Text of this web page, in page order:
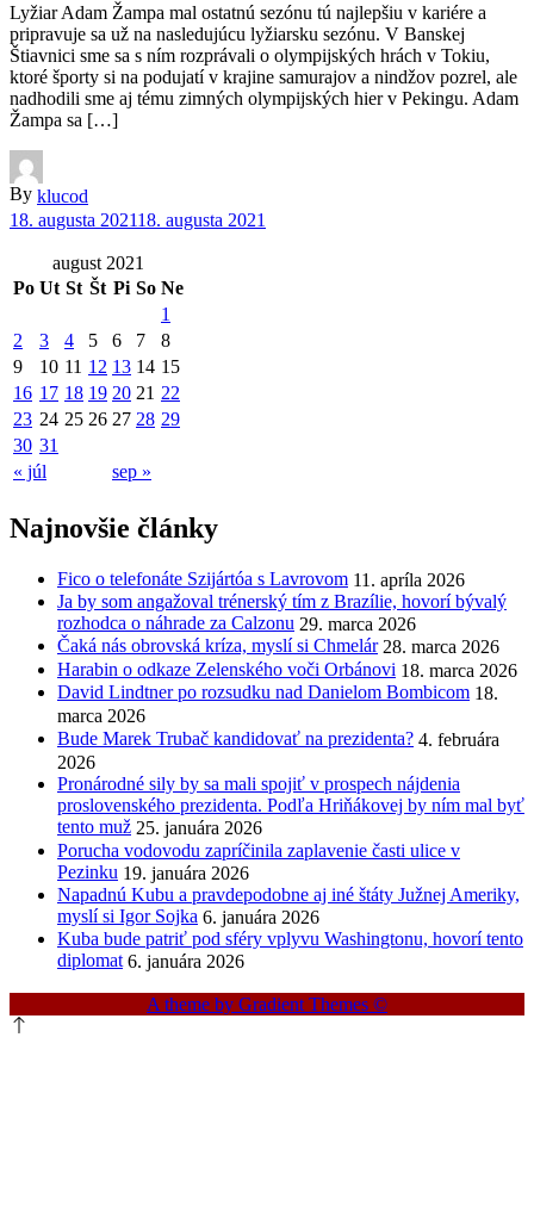
Lyžiar Adam Žampa mal ostatnú sezónu tú najlepšiu v kariére a
pripravuje sa už na nasledujúcu lyžiarsku sezónu. V Banskej
Štiavnici sme sa s ním rozprávali o olympijských hrách v Tokiu,
ktoré športy si na podujatí v krajine samurajov a nindžov pozrel, ale
nadhodili sme aj tému zimných olympijských hier v Pekingu. Adam
Žampa sa […]
By klucod
18. augusta 202118. augusta 2021
august 2021
Po Ut St Št Pi So Ne
« júl sep »
1
2
3 4 5 6 7
8
9
10 11 12 13 14 15
16 17 18 19 20 21 22
23 24 25 26 27 28 29
30 31
Najnovšie články
Fico o telefonáte Szijártóa s Lavrovom 11. apríla 2026
Ja by som angažoval trénerský tím z Brazílie, hovorí bývalý
rozhodca o náhrade za Calzonu 29. marca 2026
Čaká nás obrovská kríza, myslí si Chmelár 28. marca 2026
Harabin o odkaze Zelenského voči Orbánovi 18. marca 2026
David Lindtner po rozsudku nad Danielom Bombicom 18.
marca 2026
Bude Marek Trubač kandidovať na prezidenta? 4. februára
2026
Pronárodné sily by sa mali spojiť v prospech nájdenia
proslovenského prezidenta. Podľa Hriňákovej by ním mal byť
tento muž 25. januára 2026
Porucha vodovodu zapríčinila zaplavenie časti ulice v
Pezinku 19. januára 2026
Napadnú Kubu a pravdepodobne aj iné štáty Južnej Ameriky,
myslí si Igor Sojka 6. januára 2026
Kuba bude patriť pod sféry vplyvu Washingtonu, hovorí tento
diplomat 6. januára 2026
A theme by Gradient Themes ©